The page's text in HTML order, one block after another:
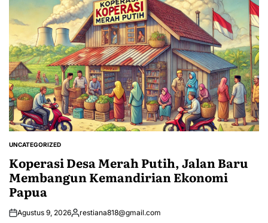
POSTED
UNCATEGORIZED
Koperasi Desa Merah Putih, Jalan Baru
Membangun Kemandirian Ekonomi
Papua
Agustus 9, 2026Posted
restiana818@gmail.com